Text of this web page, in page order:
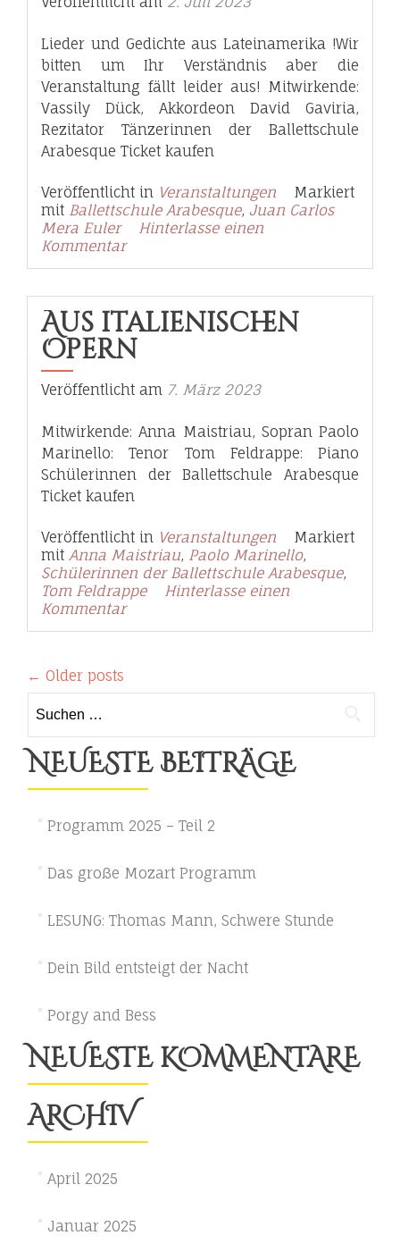
Lieder und Gedichte aus Lateinamerika !Wir
bitten um Ihr Verständnis aber die
Veranstaltung fällt leider aus! Mitwirkende:
Vassily Dück, Akkordeon David Gaviria,
Rezitator Tänzerinnen der Ballettschule
Arabesque Ticket kaufen
Veröffentlicht in Veranstaltungen
Markiert
mit Ballettschule Arabesque, Juan Carlos
Mera Euler
Hinterlasse einen
Kommentar
Aus italienischen
Opern
Veröffentlicht am 7. März 2023
Mitwirkende: Anna Maistriau, Sopran Paolo
Marinello: Tenor Tom Feldrappe: Piano
Schülerinnen der Ballettschule Arabesque
Ticket kaufen
Veröffentlicht in Veranstaltungen
Markiert
mit Anna Maistriau, Paolo Marinello,
Schülerinnen der Ballettschule Arabesque,
Tom Feldrappe
Hinterlasse einen
Kommentar
← Older posts
Suchen
nach:
NEUESTE BEITRÄGE
Programm 2025 – Teil 2
Das große Mozart Programm
LESUNG: Thomas Mann, Schwere Stunde
Dein Bild entsteigt der Nacht
Porgy and Bess
NEUESTE KOMMENTARE
ARCHIV
April 2025
Januar 2025